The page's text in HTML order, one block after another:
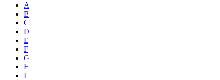
A
B
C
D
E
F
G
H
I